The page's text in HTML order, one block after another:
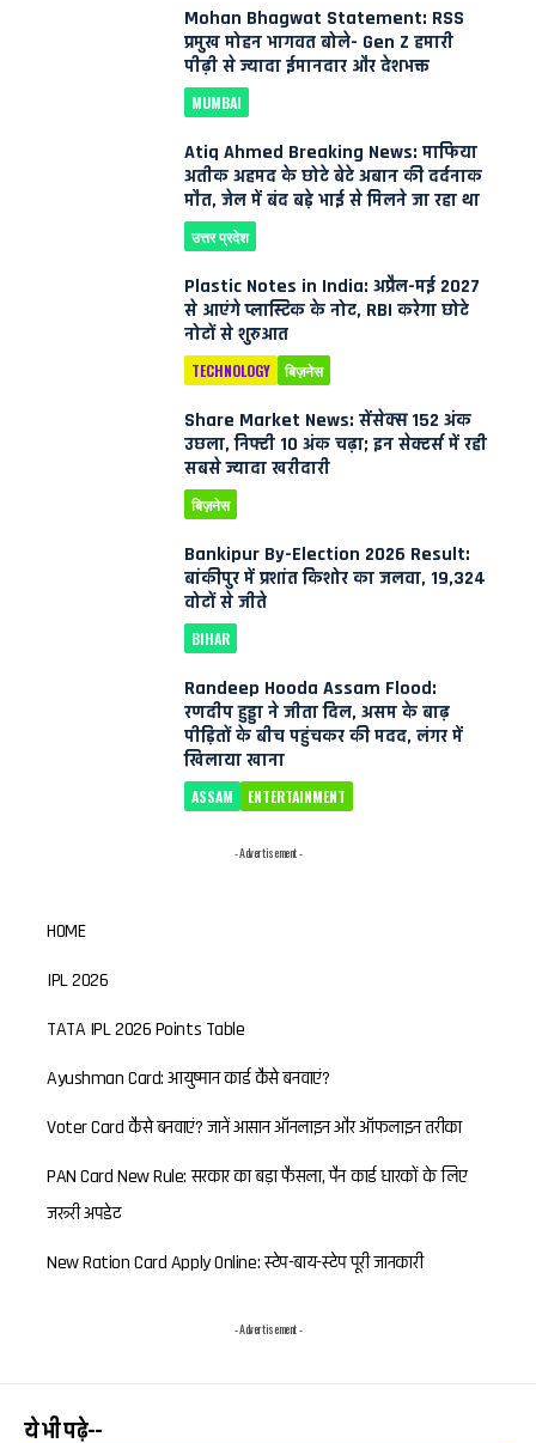
Mohan Bhagwat Statement: RSS
प्रमुख मोहन भागवत बोले- Gen Z हमारी
पीढ़ी से ज्यादा ईमानदार और देशभक्त
MUMBAI
Atiq Ahmed Breaking News: माफिया
अतीक अहमद के छोटे बेटे अबान की दर्दनाक
मौत, जेल में बंद बड़े भाई से मिलने जा रहा था
उत्तर प्रदेश
Plastic Notes in India: अप्रैल-मई 2027
से आएंगे प्लास्टिक के नोट, RBI करेगा छोटे
नोटों से शुरुआत
TECHNOLOGY बिज़नेस
Share Market News: सेंसेक्स 152 अंक
उछला, निफ्टी 10 अंक चढ़ा; इन सेक्टर्स में रही
सबसे ज्यादा खरीदारी
बिज़नेस
Bankipur By-Election 2026 Result:
बांकीपुर में प्रशांत किशोर का जलवा, 19,324
वोटों से जीते
BIHAR
Randeep Hooda Assam Flood:
रणदीप हुड्डा ने जीता दिल, असम के बाढ़
पीड़ितों के बीच पहुंचकर की मदद, लंगर में
खिलाया खाना
ASSAM ENTERTAINMENT
- Advertisement -
HOME
IPL 2026
TATA IPL 2026 Points Table
Ayushman Card: आयुष्मान कार्ड कैसे बनवाएं?
Voter Card कैसे बनवाएं? जानें आसान ऑनलाइन और ऑफलाइन तरीका
PAN Card New Rule: सरकार का बड़ा फैसला, पैन कार्ड धारकों के लिए
जरूरी अपडेट
New Ration Card Apply Online: स्टेप-बाय-स्टेप पूरी जानकारी
- Advertisement -
ये भी पढ़े--